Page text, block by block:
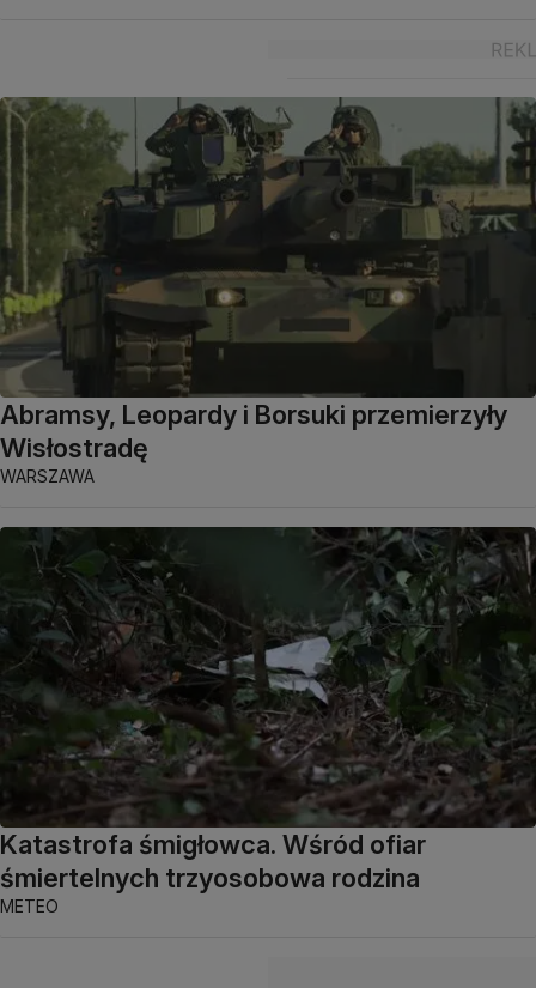
Abramsy, Leopardy i Borsuki przemierzyły
Wisłostradę
WARSZAWA
Katastrofa śmigłowca. Wśród ofiar
śmiertelnych trzyosobowa rodzina
METEO